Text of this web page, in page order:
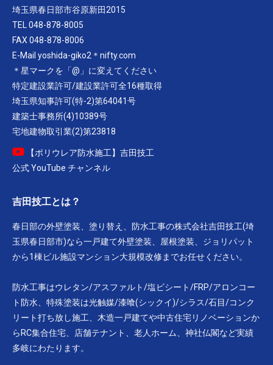
埼玉県春日部市谷原新田2015
TEL 048-878-8005
FAX 048-878-8006
E-Mail yoshida-giko2＊nifty.com
＊星マークを「@」に変えてください
特定建設業許可/建設業許可全16種取得
埼玉県知事許可(特-2)第64041号
建築士事務所(4)10389号
宅地建物取引業(2)第23818
【ポリウレア防水施工】吉田技工
公式 YouTube チャンネル
吉田技工とは？
春日部の外壁塗装、塗り替え、防水工事の株式会社吉田技工(埼
玉県春日部市)なら一戸建て外壁塗装、屋根塗装、ジョリパット
から1棟ビル施設マンション大規模改修までお任せください。
防水工事はウレタン/アスファルト/塩ビシート/FRP/アロンコー
ト防水、特殊塗装は光触媒/漆喰(シックイ)/シラス/石目/コンク
リート打ち放し施工、木造一戸建てや中古住宅リノベーションか
らRC集合住宅、店舗テナント、老人ホーム、神社仏閣など実績
多岐にわたります。